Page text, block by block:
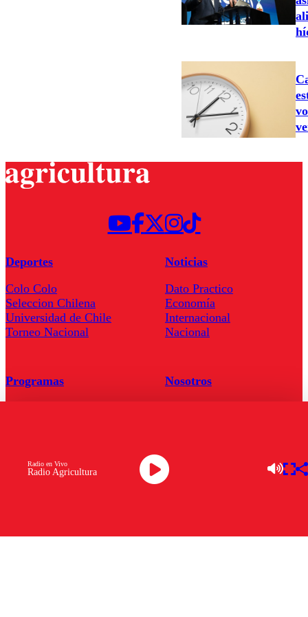
Radio Agricultura
Radio en Vivo
Deportes
Colo Colo
Seleccion Chilena
Universidad de Chile
Torneo Nacional
Noticias
Dato Practico
Economía
Internacional
Nacional
Programas
Nosotros
Tarifas Servel Radio